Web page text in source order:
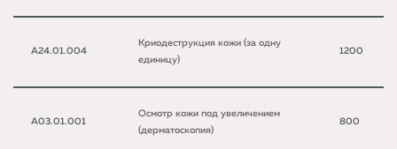
A24.01.004
Криодеструкция кожи (за одну
единицу)
1200
A03.01.001
Осмотр кожи под увеличением
(дерматоскопия)
800